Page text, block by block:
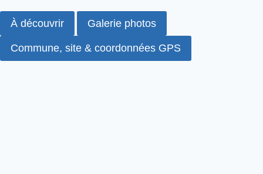
À découvrir Galerie photos
Commune, site & coordonnées GPS